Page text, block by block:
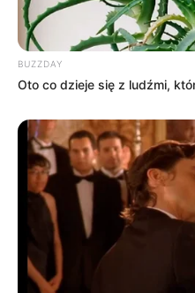
BUZZDAY
Oto co dzieje się z ludźmi,